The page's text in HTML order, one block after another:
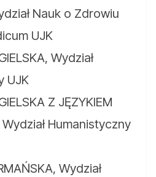
Nauk o Zdrowiu
UJK
Wydział
UJK
Z JĘZYKIEM
Wydział Humanistyczny
Wydział